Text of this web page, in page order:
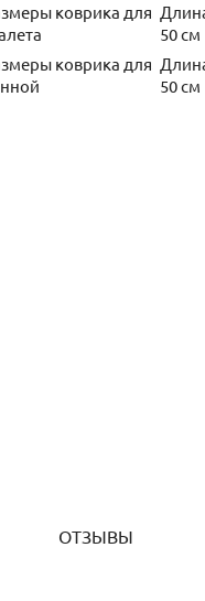
коврика для
50 см
коврика для
50 см
ОТЗЫВЫ